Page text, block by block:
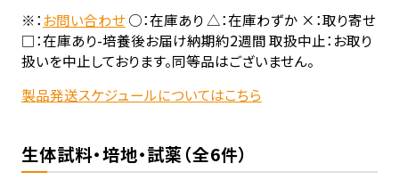
※：お問い合わせ○：在庫あり △：在庫わずか ×：取り寄せ
□：在庫あり-培養後お届け納期約2週間 取扱中止：お取り
扱いを中止しております。同等品はございません。
製品発送スケジュールについてはこちら
生体試料・培地・試薬（全6件）